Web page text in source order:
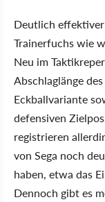
Deutlich
Trainerfuchs wie
Neu im
Abschlaglänge
Eckballvariante
defensiven
registrieren
von Sega noch
haben, etwa das
Dennoch gibt es